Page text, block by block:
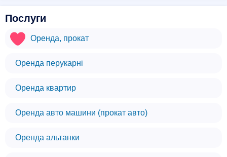
Послуги
Оренда, прокат
Оренда перукарні
Оренда квартир
Оренда авто машини (прокат авто)
Оренда альтанки